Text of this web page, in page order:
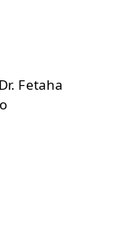
Fetaha